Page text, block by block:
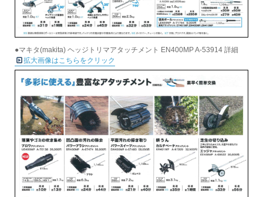
●マキタ(makita) ヘッジトリマアタッチメント EN400MP A-53914 詳細
拡大画像はこちらをクリック